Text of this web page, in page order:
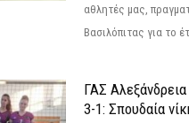
αθλητές μας,
Βασιλόπιτας για το
ΓΑΣ
3-1: Σπουδαία